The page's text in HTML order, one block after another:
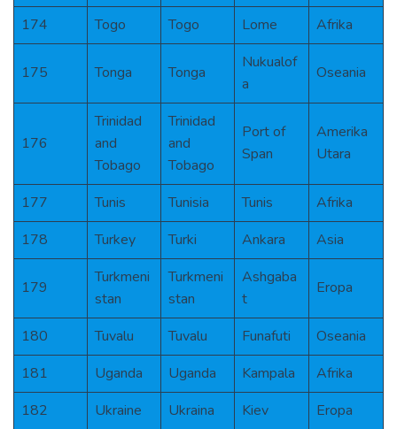
174 Togo Togo Lome Afrika
175 Tonga Tonga
Nukualof
a
Oseania
176
Trinidad
and
Tobago
Trinidad
and
Tobago
Port of
Span
Amerika
Utara
177 Tunis Tunisia Tunis
Afrika
178
Turkey Turki Ankara Asia
179
Turkmeni
stan
Turkmeni
stan
Ashgaba
t
Eropa
180 Tuvalu Tuvalu Funafuti
Oseania
181
Uganda Uganda Kampala
Afrika
182
Ukraine Ukraina Kiev Eropa